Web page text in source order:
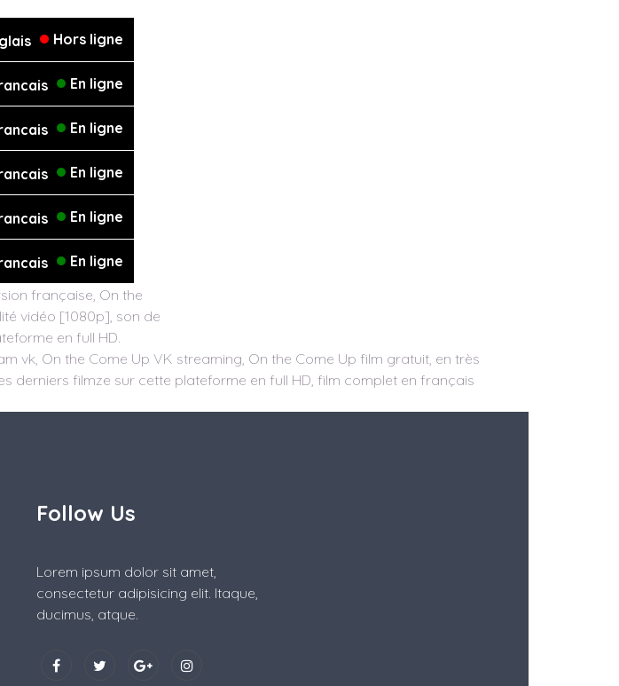
Hors ligne
En ligne
En ligne
En ligne
En ligne
En ligne
française, On the
vidéo [1080p], son de
en full HD.
vk, On the Come Up VK streaming, On the Come Up film gratuit, en très
derniers filmze sur cette plateforme en full HD, film complet en français
Follow Us
Lorem ipsum dolor sit amet,
consectetur adipisicing elit. Itaque,
ducimus, atque.